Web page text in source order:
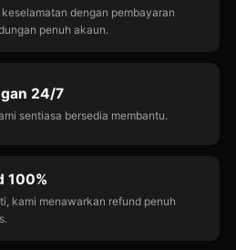
dengan pembayaran
penuh akaun.
24/7
sentiasa bersedia membantu.
100%
kami menawarkan refund penuh